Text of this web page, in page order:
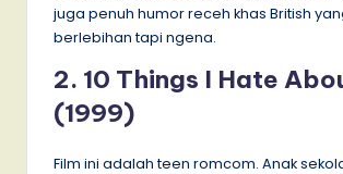
juga penuh humor receh khas British
berlebihan tapi ngena.
2. 10 Things I Hate
(1999)
Film ini adalah teen romcom. Anak